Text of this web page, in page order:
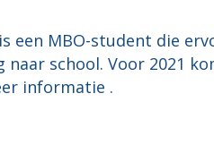
een MBO-student die
school. Voor 2021
informatie .